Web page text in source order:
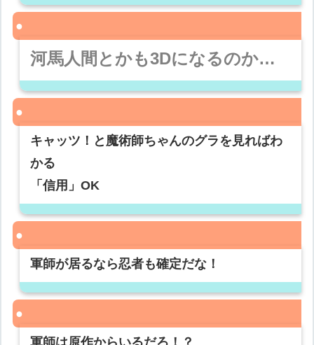
河馬人間とかも3Dになるのか…
キャッツ！と魔術師ちゃんのグラを見ればわ
かる
「信用」OK
軍師が居るなら忍者も確定だな！
軍師は原作からいるだろ！？